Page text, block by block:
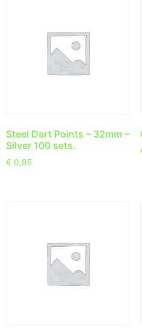
Steel Dart Points – 32mm –
Silver 100 sets.
€ 0,95